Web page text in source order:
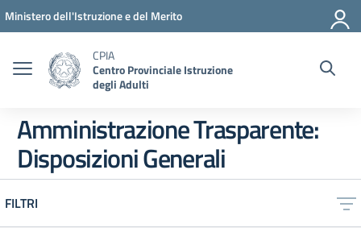
Vai ai contenuti
Vai al menu di navigazione
Vai al footer
Ministero dell'Istruzione e del Merito
CPIA
Centro Provinciale Istruzione
degli Adulti
Amministrazione Trasparente:
Disposizioni Generali
FILTRI